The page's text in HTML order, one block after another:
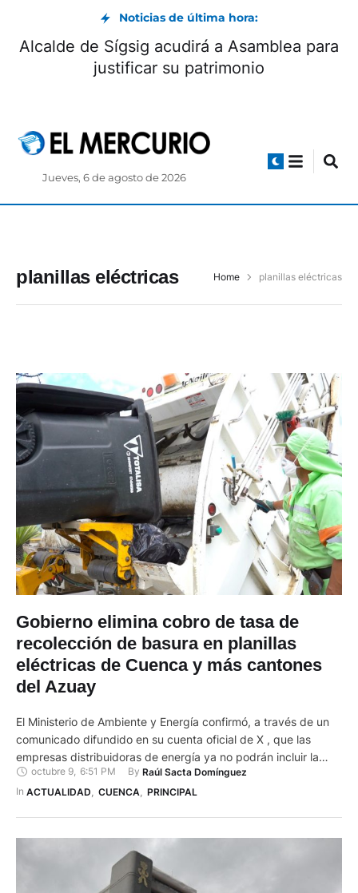
Noticias de última hora:
Alcalde de Sígsig acudirá a Asamblea para
justificar su patrimonio
Jueves, 6 de agosto de 2026
planillas eléctricas Home planillas eléctricas
Gobierno elimina cobro de tasa de
recolección de basura en planillas
eléctricas de Cuenca y más cantones
del Azuay
El Ministerio de Ambiente y Energía confirmó, a través de un
comunicado difundido en su cuenta oficial de X , que las
empresas distribuidoras de energía ya no podrán incluir la
Tasa de Recolección de Basura (TRB) en las planillas
eléctricas. La medida, vigente desde el mes de octubre de
octubre 9, 6:51 PM By Raúl Sacta Domínguez
In ACTUALIDAD CUENCA PRINCIPAL